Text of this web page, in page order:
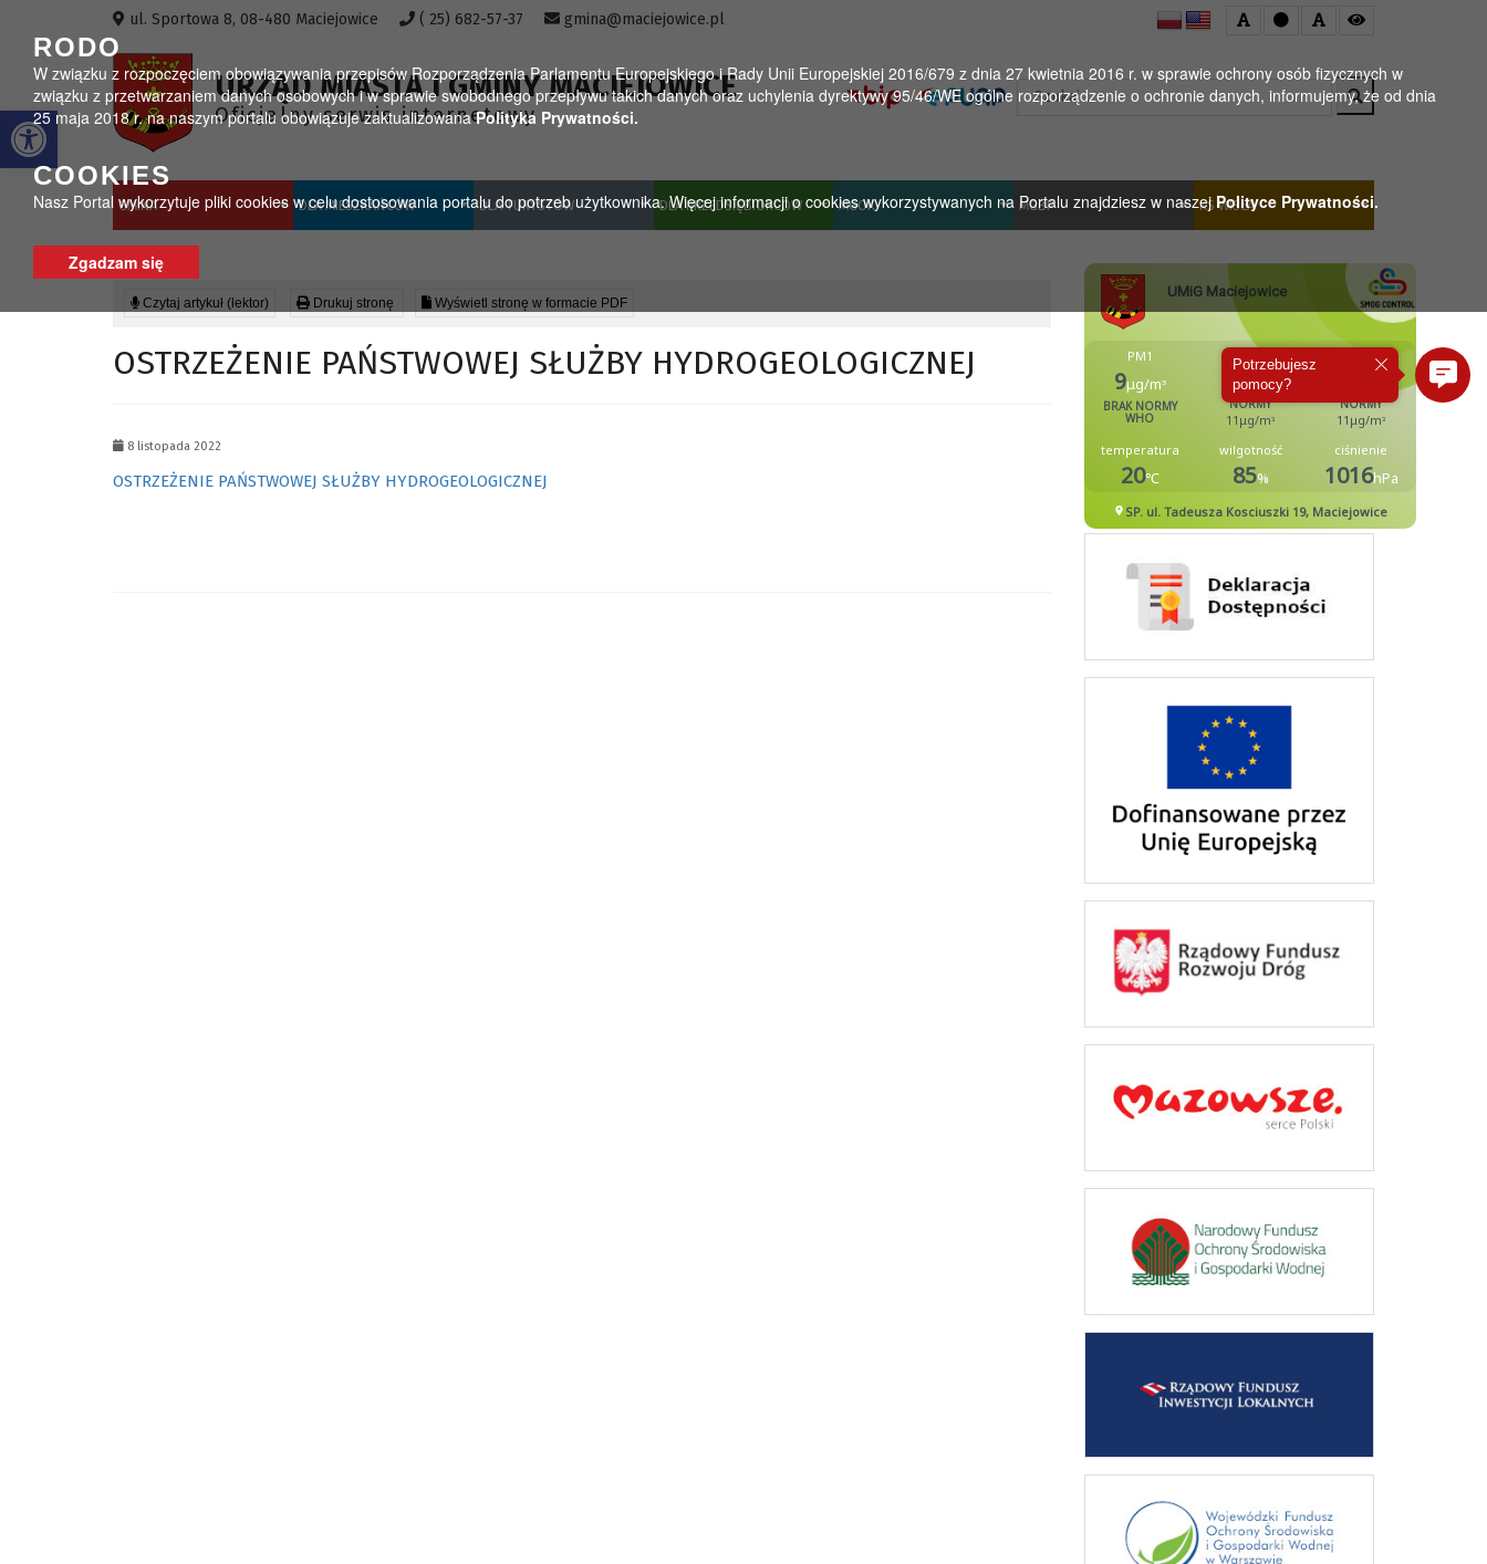
Otwórz pasek narzędzi
RODO
W związku z rozpoczęciem obowiązywania przepisów Rozporządzenia Parlamentu Europejskiego i Rady Unii Europejskiej 2016/679 z dnia 27 kwietnia 2016 r. w sprawie ochrony osób fizycznych w
związku z przetwarzaniem danych osobowych i w sprawie swobodnego przepływu takich danych oraz uchylenia dyrektywy 95/46/WE ogólne rozporządzenie o ochronie danych, informujemy, że od dnia
25 maja 2018 r. na naszym portalu obowiązuje zaktualizowanaPolityka Prywatności.
COOKIES
Nasz Portal wykorzytuje pliki cookies w celu dostosowania portalu do potrzeb użytkownika. Więcej informacji o cookies wykorzystywanych na Portalu znajdziesz w naszejPolityce Prywatności.
Zgadzam się
ul. Sportowa 8, 08-480 Maciejowice ( 25) 682-57-37 gmina@maciejowice.pl
URZĄD MIASTA I GMINY MACIEJOWICE
Oficjalny serwis internetowy
Wyszukaj
GMINA DLA MIESZKAŃCÓW DLA TURYSTÓW DLA PRZEDSIĘBIORCÓW MGOK MGBP KS WISŁA
Czytaj artykuł (lektor) Drukuj stronę Wyświetl stronę w formacie PDF
OSTRZEŻENIE PAŃSTWOWEJ SŁUŻBY HYDROGEOLOGICZNEJ
8 listopada 2022
OSTRZEŻENIE PAŃSTWOWEJ SŁUŻBY HYDROGEOLOGICZNEJ
Potrzebujesz
pomocy?